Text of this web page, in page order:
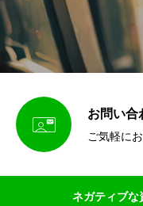
 お問い合
ご気軽に
ネガティブな